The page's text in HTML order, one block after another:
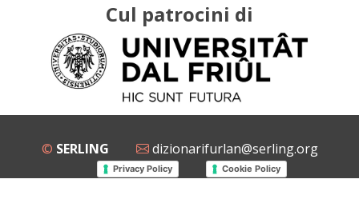
Cul patrocini di
© SERLING dizionarifurlan@serling.org
Privacy Policy Cookie Policy